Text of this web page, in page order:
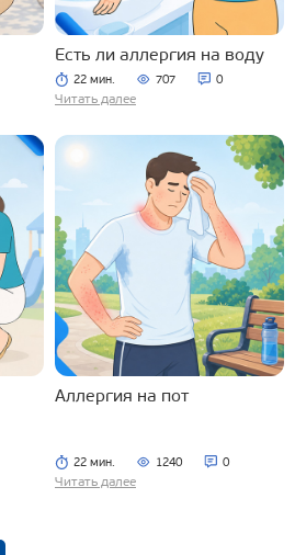
Есть ли аллергия на воду
22 мин. 707 0
Читать далее
Аллергия на пот
22 мин. 1240 0
Читать далее